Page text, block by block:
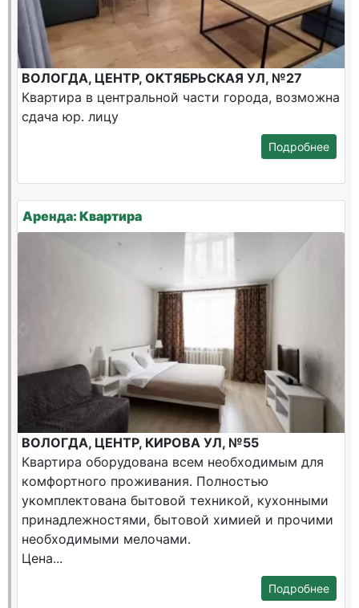
ВОЛОГДА, ЦЕНТР, ОКТЯБРЬСКАЯ УЛ, №27
Квартира в центральной части города, возможна
сдача юр. лицу
Подробнее
Аренда: Квартира
ВОЛОГДА, ЦЕНТР, КИРОВА УЛ, №55
Квартира оборудована всем необходимым для
комфортного проживания. Полностью
укомплектована бытовой техникой, кухонными
принадлежностями, бытовой химией и прочими
необходимыми мелочами.
Цена...
Подробнее